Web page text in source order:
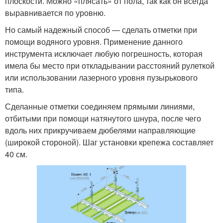
выравнивается по уровню.
Но самый надежный способ — сделать отметки при
помощи водяного уровня. Применение данного
инструмента исключает любую погрешность, которая
имела бы место при откладывании расстояний рулеткой
или использовании лазерного уровня пузырькового
типа.
Сделанные отметки соединяем прямыми линиями,
отбитыми при помощи натянутого шнура, после чего
вдоль них прикручиваем дюбелями направляющие
(широкой стороной). Шаг установки крепежа составляет
40 см.